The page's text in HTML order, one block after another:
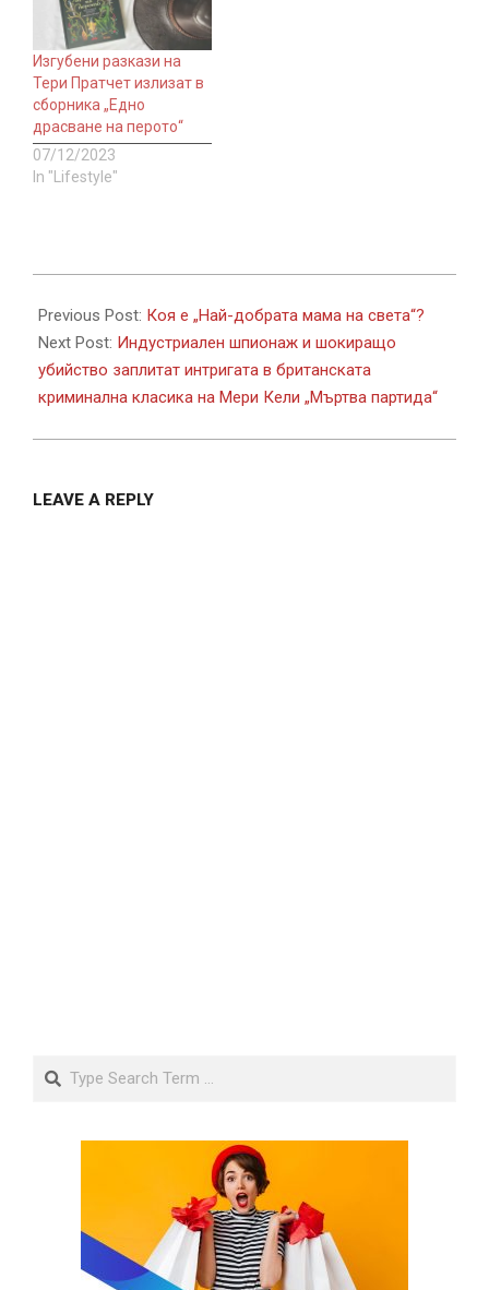
Изгубени разкази на
Тери Пратчет излизат в
сборника „Едно
драсване на перото“
07/12/2023
In "Lifestyle"
11-
14
Previous Post: Коя е „Най-добрата мама на света“?
Next Post: Индустриален шпионаж и шокиращо
убийство заплитат интригата в британската
криминална класика на Мери Кели „Мъртва партида“
LEAVE A REPLY
Search